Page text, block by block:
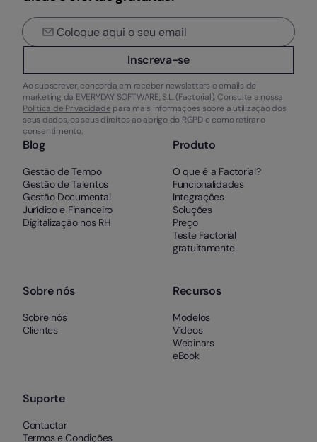
Inscreva-se
Ao subscrever, concorda em receber newsletters e emails de
marketing da EVERYDAY SOFTWARE, S.L. (Factorial). Consulte a nossa
Política de Privacidade para mais informações sobre a utilização dos
seus dados, os seus direitos ao abrigo do RGPD e como retirar o
consentimento.
Blog
Gestão de Tempo
Gestão de Talentos
Gestão Documental
Jurídico e Financeiro
Digitalização nos RH
Produto
O que é a Factorial?
Funcionalidades
Integrações
Soluções
Preço
Teste Factorial
gratuitamente
Sobre nós
Sobre nós
Clientes
Recursos
Modelos
Vídeos
Webinars
eBook
Suporte
Contactar
Termos e Condições